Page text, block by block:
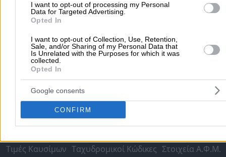
I want to opt-out of processing my Personal
Data for Targeted Advertising.
Opted In
I want to opt-out of Collection, Use, Retention,
Sale, and/or Sharing of my Personal Data that
Is Unrelated with the Purposes for which it was
collected.
Opted In
Google consents
CONFIRM
περισσότερα >>
Τοπική Αναζήτηση
Θεσσαλονίκη Πάτρα Λάρισα Ηράκλειο
Περιστέρι Καβάλα
Πειραιάς Κέρκυρα Χανιά Καλαμάτα
περισσότερα >>
Χρήσιμα Σήμερα
Τιμές Καυσίμων Ταχυδρομικοί Κώδικες Στοιχεία Α.Φ.Μ.